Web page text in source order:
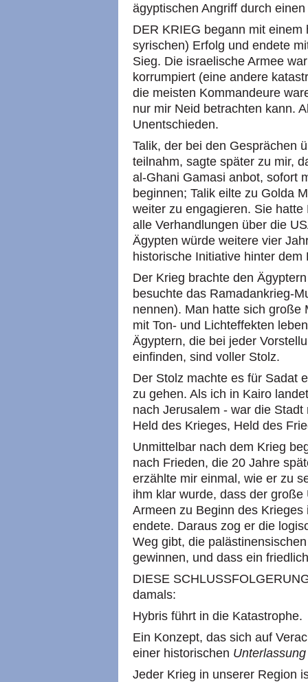
ägyptischen Angriff durch
DER KRIEG begann mit
syrischen) Erfolg und endete
Sieg. Die israelische Armee
korrumpiert (eine andere
die meisten Kommandeure
nur mir Neid betrachten kann.
Unentschieden.
Talik, der bei den Gesprächen
teilnahm, sagte später zu mir,
al-Ghani Gamasi anbot, sofort
beginnen; Talik eilte zu Golda
weiter zu engagieren. Sie
alle Verhandlungen über die
Ägypten würde weitere vier
historische Initiative hinter
Der Krieg brachte den
besuchte das Ramadankrieg-
nennen). Man hatte sich große
mit Ton- und Lichteffekten
Ägyptern, die bei jeder
einfinden, sind voller Stolz.
Der Stolz machte es für Sadat
zu gehen. Als ich in Kairo
nach Jerusalem - war die
Held des Krieges, Held des
Unmittelbar nach dem Krieg
nach Frieden, die 20 Jahre
erzählte mir einmal, wie er zu
ihm klar wurde, dass der
Armeen zu Beginn des
endete. Daraus zog er die
Weg gibt, die
gewinnen, und dass ein
DIESE
damals:
Hybris führt in die Katastrophe.
Ein Konzept, das sich auf
einer historischen Unterlassung
Jeder Krieg in unserer Region